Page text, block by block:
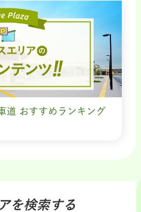
道 おすすめランキング
を検索する